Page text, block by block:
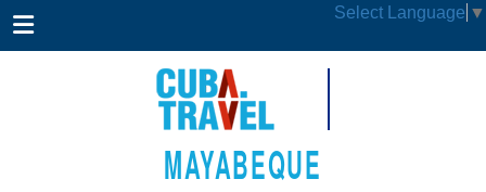
Select Language ▼
MAYABEQUE